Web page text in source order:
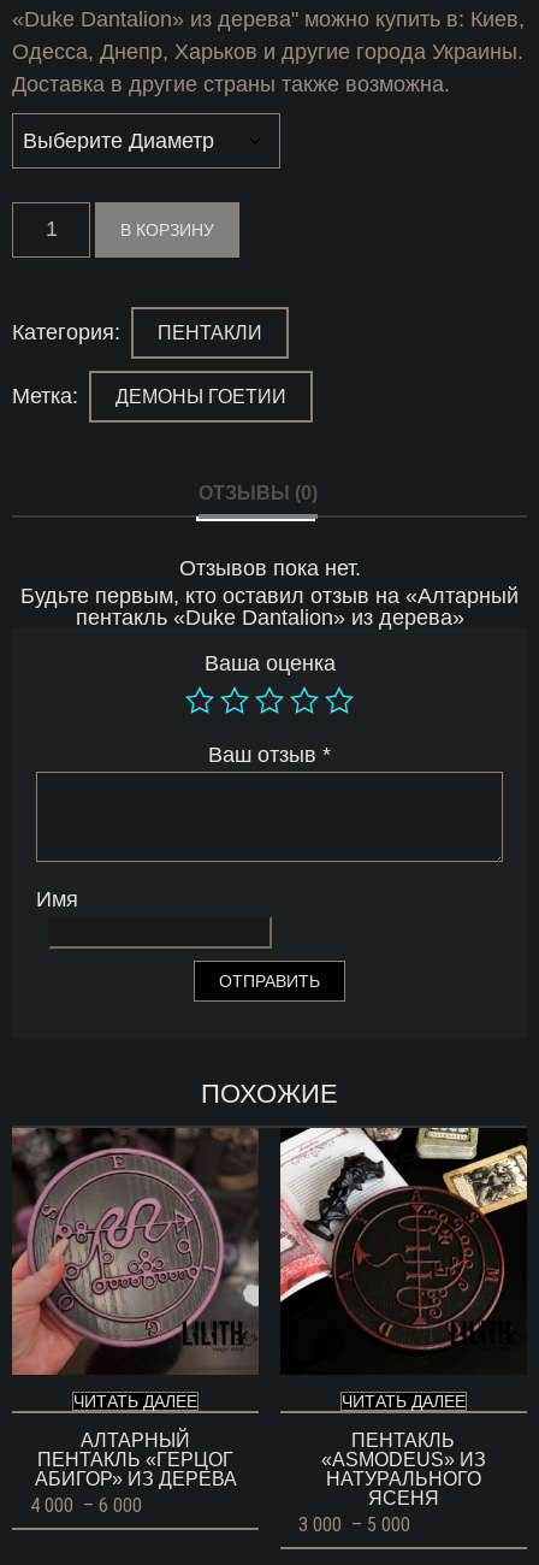
«Duke Dantalion» из дерева" можно купить в: Киев,
Одесса, Днепр, Харьков и другие города Украины.
Доставка в другие страны также возможна.
Количество
товара
Алтарный
Dantalion"
из
В КОРЗИНУ
Категория: ПЕНТАКЛИ
Метка: ДЕМОНЫ ГОЕТИИ
ОТЗЫВЫ (0)
Отзывов пока нет.
Будьте первым, кто оставил отзыв на «Алтарный
пентакль «Duke Dantalion» из дерева»
Ваша оценка
Ваш отзыв *
Имя
ПОХОЖИЕ
ЧИТАТЬ ДАЛЕЕ
АЛТАРНЫЙ
ПЕНТАКЛЬ «ГЕРЦОГ
АБИГОР» ИЗ ДЕРЕВА
4 000 – 6 000
цен:
ЧИТАТЬ ДАЛЕЕ
ПЕНТАКЛЬ
«ASMODEUS» ИЗ
НАТУРАЛЬНОГО
ЯСЕНЯ
3 000 – 5 000
цен: